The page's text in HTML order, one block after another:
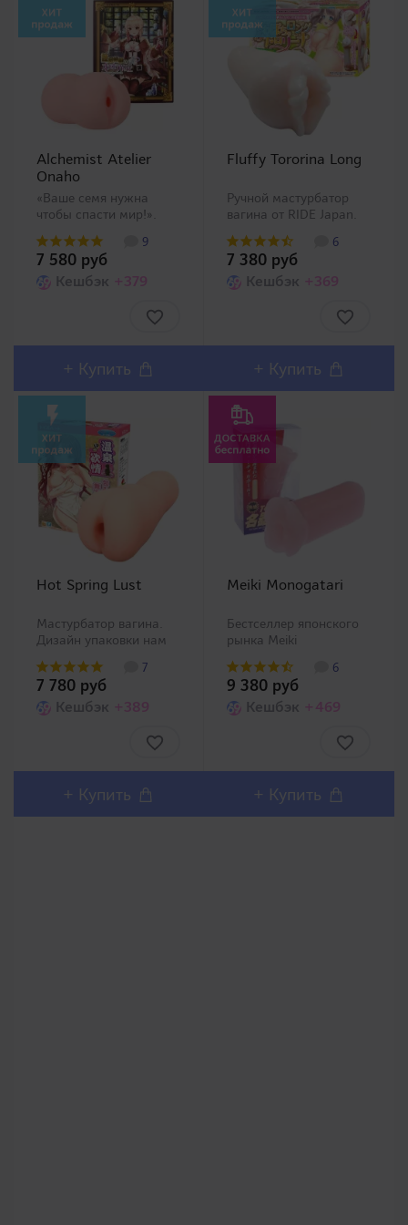
Alchemist Atelier
Onaho
«Ваше семя нужна
чтобы спасти мир!».
упаковке мастурбатора
с симпатичной
девушкой алхимиком
серии видеоигр Atelier.
4 крупные продольные
складки будут сопров..
9
7 580 руб
Кешбэк +379
+ Купить
Fluffy Tororina Long
Ручной мастурбатор
вагина от RIDE Japan.
женскую кожу! RIDE
Japan презентовала
новый материал –
Bungee Touch и более
жесткого Hard Touch на
был пр..
6
7 380 руб
Кешбэк +369
+ Купить
Hot Spring Lust
Мастурбатор вагина.
Дизайн упаковки нам
из горячих источников.
Материал Baby Skin
гладкий, мягкий и
ухоженную женскую
липкости. Матери..
7
7 780 руб
Кешбэк +389
+ Купить
Meiki Monogatari
Бестселлер японского
рынка Meiki
2010 году превысил
планку продаж 500
000! Яркая расцветка с
половыми губами даст
ощущения от
мастурбации. ..
6
9 380 руб
Кешбэк +469
+ Купить